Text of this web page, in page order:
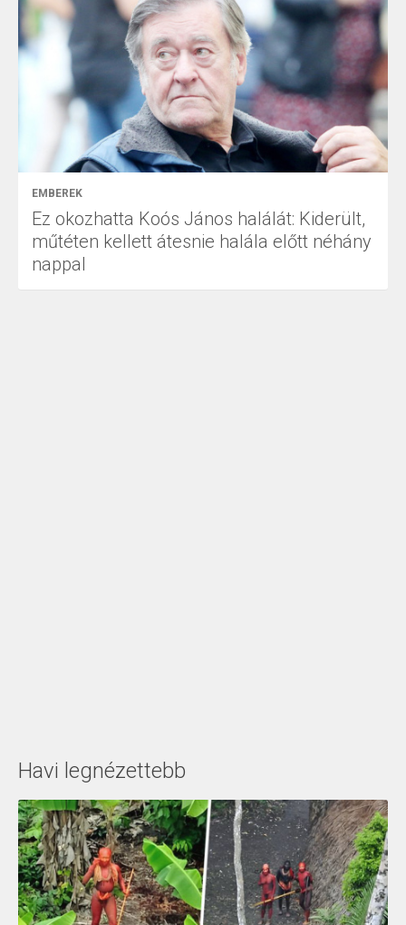
EMBEREK
Ez okozhatta Koós János halálát: Kiderült,
műtéten kellett átesnie halála előtt néhány
nappal
Havi legnézettebb